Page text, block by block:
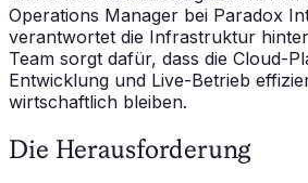
Operations Manager bei Paradox
verantwortet die Infrastruktur
Team sorgt dafür, dass die Cloud-
Entwicklung und Live-Betrieb
wirtschaftlich bleiben.
Die Herausforderung